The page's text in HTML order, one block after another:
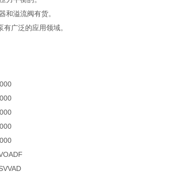
和溢流阀有货。
有广泛的应用领域。